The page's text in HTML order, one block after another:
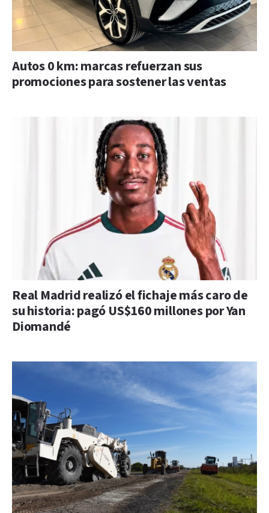
Autos 0 km: marcas refuerzan sus
promociones para sostener las ventas
Real Madrid realizó el fichaje más caro de
su historia: pagó US$160 millones por Yan
Diomandé